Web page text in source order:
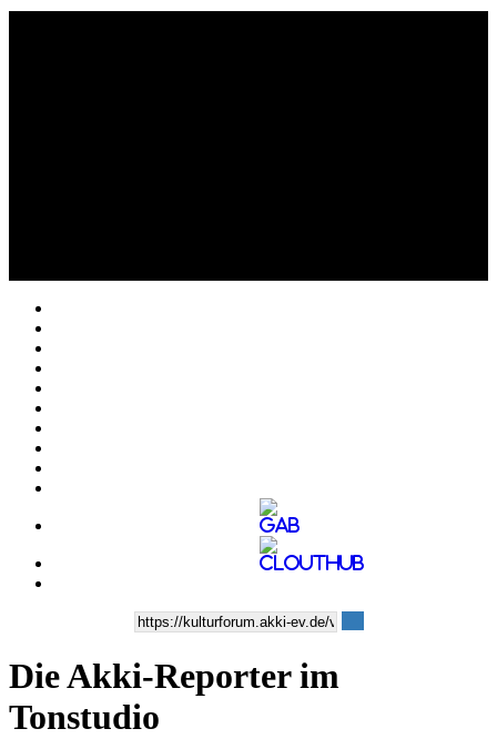
Die Akki-Reporter im
Tonstudio